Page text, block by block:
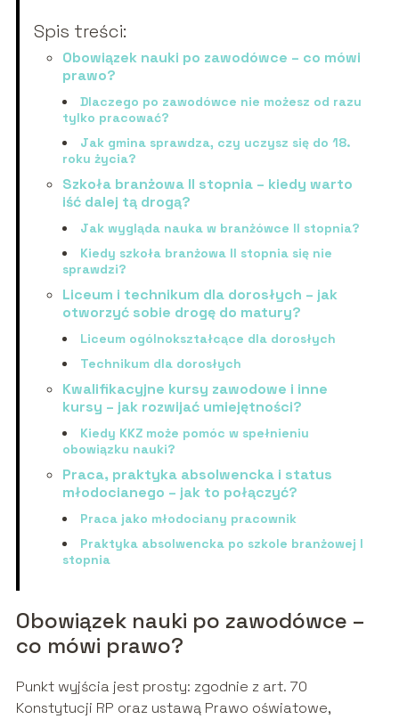
Spis treści:
Obowiązek nauki po zawodówce – co mówi
prawo?
Dlaczego po zawodówce nie możesz od razu
tylko pracować?
Jak gmina sprawdza, czy uczysz się do 18.
roku życia?
Szkoła branżowa II stopnia – kiedy warto
iść dalej tą drogą?
Jak wygląda nauka w branżówce II stopnia?
Kiedy szkoła branżowa II stopnia się nie
sprawdzi?
Liceum i technikum dla dorosłych – jak
otworzyć sobie drogę do matury?
Liceum ogólnokształcące dla dorosłych
Technikum dla dorosłych
Kwalifikacyjne kursy zawodowe i inne
kursy – jak rozwijać umiejętności?
Kiedy KKZ może pomóc w spełnieniu
obowiązku nauki?
Praca, praktyka absolwencka i status
młodocianego – jak to połączyć?
Praca jako młodociany pracownik
Praktyka absolwencka po szkole branżowej I
stopnia
Obowiązek nauki po zawodówce –
co mówi prawo?
Punkt wyjścia jest prosty: zgodnie z art. 70
Konstytucji RP oraz ustawą Prawo oświatowe,